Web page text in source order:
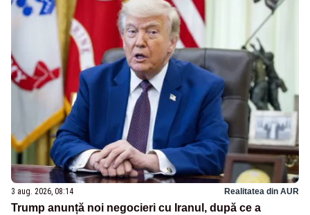
3 aug. 2026, 08:14 Realitatea din AUR
Trump anunță noi negocieri cu Iranul, după ce a